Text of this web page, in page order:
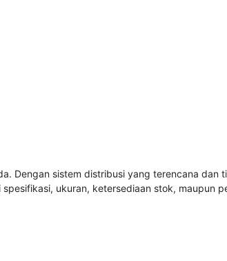
Dengan sistem distribusi yang terencana dan
ukuran, ketersediaan stok, maupun